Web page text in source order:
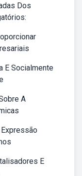
Dos
E Socialmente
A
E